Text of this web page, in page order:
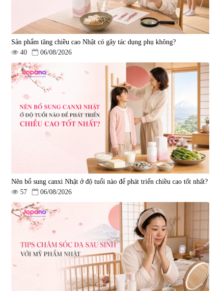
Sản phẩm tăng chiều cao Nhật có gây tác dụng phụ không?
40
06/08/2026
Nên bổ sung canxi Nhật ở độ tuổi nào để phát triển chiều cao tốt nhất?
57
06/08/2026